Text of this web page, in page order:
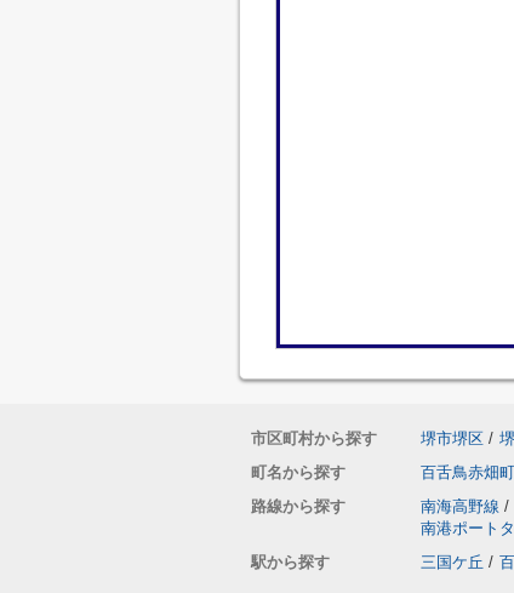
市区町村から探す 堺市堺区 /
町名から探す
百舌鳥赤畑町
路線から探す
南海高野線 /
南港ポート
駅から探す
三国ケ丘 /